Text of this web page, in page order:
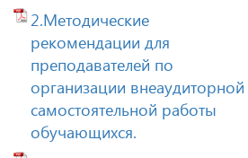
2.Методические
рекомендации для
преподавателей по
организации внеаудиторной
самостоятельной работы
обучающихся.